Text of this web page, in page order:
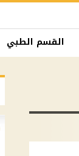
القسم الطبي